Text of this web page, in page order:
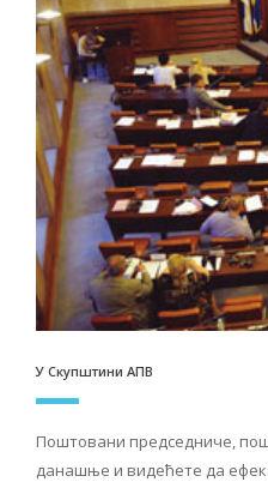
У Скупштини АПВ
Поштовани председниче,
данашње и видећете да